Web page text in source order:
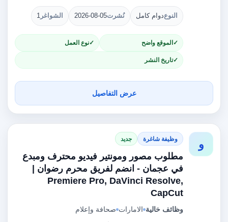
النوعدوام كامل نُشرت2026-08-05 الشواغر 1
الموقع واضح نوع العمل
تاريخ النشر
عرض التفاصيل
و وظيفة شاغرة جديد
مطلوب مصور ومونتير فيديو محترف ومبدع
في عجمان - انضم لفريق محرم رضوان |
Premiere Pro, DaVinci Resolve,
CapCut
وظائف خالية الامارات صحافة وإعلام